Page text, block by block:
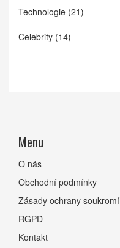
Technologie (21)
Celebrity (14)
Menu
O nás
Obchodní podmínky
Zásady ochrany soukromí
RGPD
Kontakt